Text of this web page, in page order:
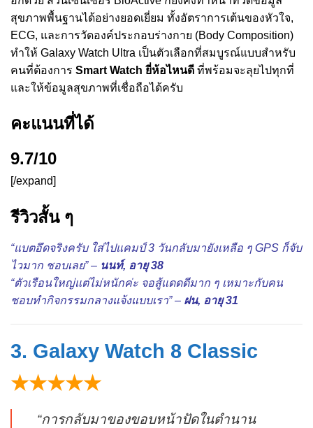
สุขภาพพื้นฐานได้อย่างยอดเยี่ยม ทั้งอัตราการเต้นของหัวใจ,
ECG, และการวัดองค์ประกอบร่างกาย (Body Composition)
ทำให้ Galaxy Watch Ultra เป็นตัวเลือกที่สมบูรณ์แบบสำหรับ
คนที่ต้องการ Smart Watch ยี่ห้อไหนดี ที่พร้อมจะลุยไปทุกที่
และให้ข้อมูลสุขภาพที่เชื่อถือได้ครับ
คะแนนที่ได้
9.7/10
[/expand]
รีวิวสั้น ๆ
“แบตอึดจริงครับ ใส่ไปแคมป์ 3 วันกลับมายังเหลือ ๆ GPS ก็จับ
ไวมาก ชอบเลย” – นนท์, อายุ 38
“ตัวเรือนใหญ่แต่ไม่หนักค่ะ จอสู้แดดดีมาก ๆ เหมาะกับคน
ชอบทำกิจกรรมกลางแจ้งแบบเรา” – ฝน, อายุ 31
3. Galaxy Watch 8 Classic
★★★★★
“การกลับมาของขอบหน้าปัดในตำนาน